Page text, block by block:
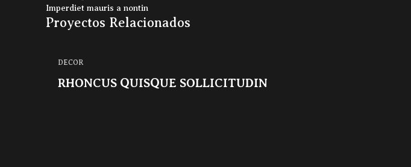
Imperdiet mauris a nontin
Proyectos Relacionados
DECOR
RHONCUS QUISQUE SOLLICITUDIN